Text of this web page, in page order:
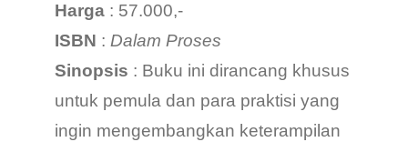
Harga : 57.000,-
ISBN : Dalam Proses
Sinopsis : Buku ini dirancang khusus
untuk pemula dan para praktisi yang
ingin mengembangkan keterampilan